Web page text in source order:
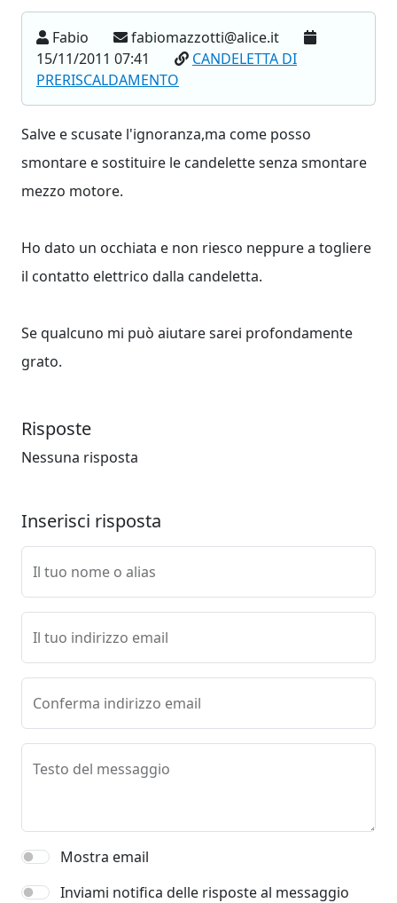
Fabio
fabiomazzotti@alice.it
15/11/2011 07:41
CANDELETTA DI
PRERISCALDAMENTO
Salve e scusate l'ignoranza,ma come posso
smontare e sostituire le candelette senza smontare
mezzo motore.
Ho dato un occhiata e non riesco neppure a togliere
il contatto elettrico dalla candeletta.
Se qualcuno mi può aiutare sarei profondamente
grato.
Risposte
Nessuna risposta
Inserisci risposta
Il tuo nome o alias
Il tuo indirizzo email
Conferma indirizzo email
Testo del messaggio
Mostra email
Inviami notifica delle risposte al messaggio